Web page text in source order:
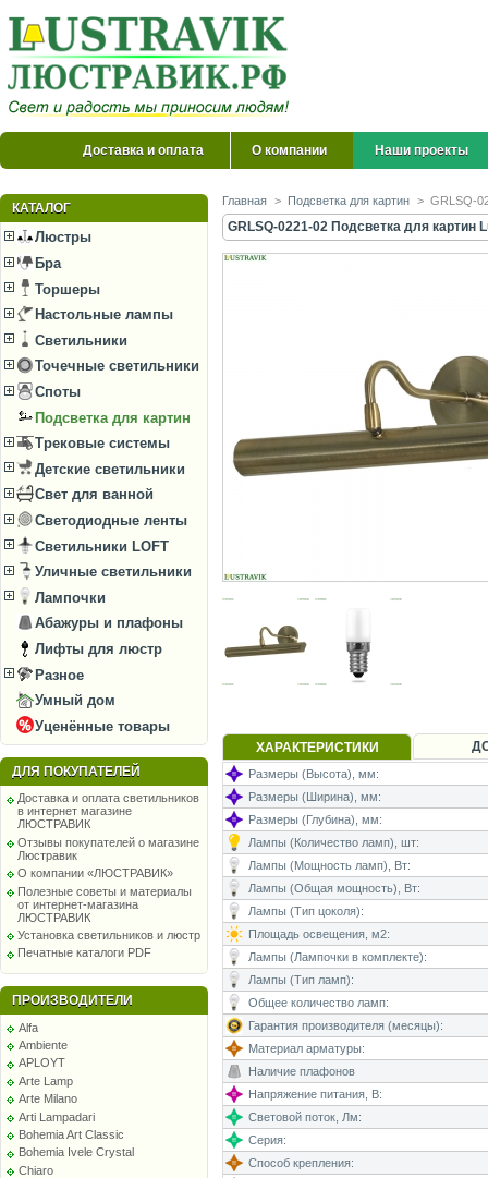
Доставка и оплата О компании Наши проекты
КАТАЛОГ
Люстры
Бра
Торшеры
Настольные лампы
Светильники
Точечные светильники
Споты
Подсветка для картин
Трековые системы
Детские светильники
Свет для ванной
Светодиодные ленты
Светильники LOFT
Уличные светильники
Лампочки
Абажуры и плафоны
Лифты для люстр
Разное
Умный дом
Уценённые товары
ДЛЯ ПОКУПАТЕЛЕЙ
Доставка и оплата светильников
в интернет магазине
ЛЮСТРАВИК
Отзывы покупателей о магазине
Люстравик
О компании «ЛЮСТРАВИК»
Полезные советы и материалы
от интернет-магазина
ЛЮСТРАВИК
Установка светильников и люстр
Печатные каталоги PDF
ПРОИЗВОДИТЕЛИ
Alfa
Ambiente
APLOYT
Arte Lamp
Arte Milano
Arti Lampadari
Bohemia Art Classic
Bohemia Ivele Crystal
Chiaro
Главная > Подсветка для картин > GRLSQ-
GRLSQ-0221-02 Подсветка для картин
ХАРАКТЕРИСТИКИ
Размеры (Высота), мм:
Размеры (Ширина), мм:
Размеры (Глубина), мм:
Лампы (Количество ламп), шт:
Лампы (Мощность ламп), Вт:
Лампы (Общая мощность), Вт:
Лампы (Тип цоколя):
Площадь освещения, м2:
Лампы (Лампочки в комплекте):
Лампы (Тип ламп):
Общее количество ламп:
Гарантия производителя (месяцы):
Материал арматуры:
Наличие плафонов
Напряжение питания, В:
Световой поток, Лм:
Серия:
Способ крепления: